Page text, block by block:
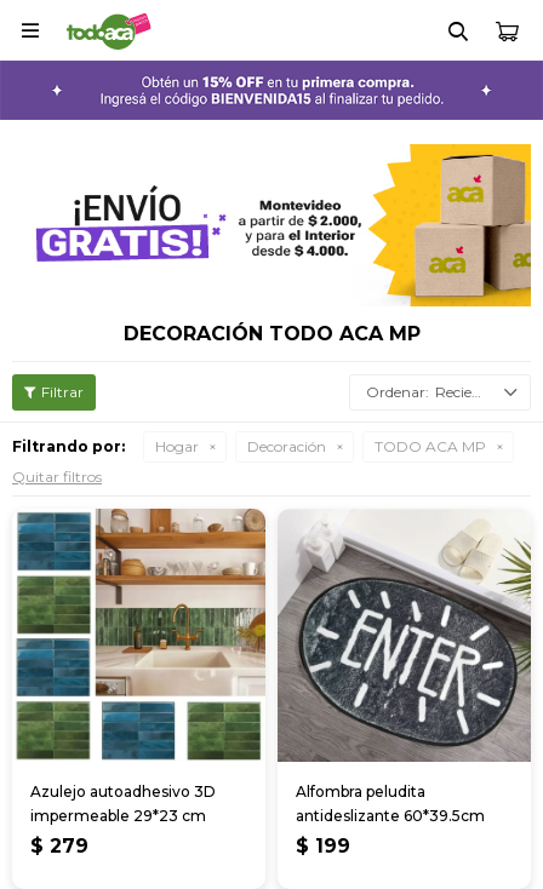

DECORACIÓN TODO ACA MP
Recientes
Filtrando por: Hogar Decoración
TODO ACA MP
Quitar filtros
Azulejo autoadhesivo 3D
impermeable 29*23 cm
$ 279
Alfombra peludita
antideslizante 60*39.5cm
$ 199